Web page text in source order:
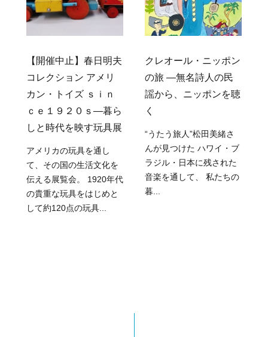
【開催中止】春日明夫
コレクション アメリ
カン・トイズ ｓｉｎ
ｃｅ１９２０ｓ―暮ら
しと時代を映す玩具展
アメリカの玩具を通し
て、その国の生活文化を
伝える展覧会。 1920年代
の貴重な玩具をはじめと
して約120点の玩具...
クレオール・ニッポン
の旅 ―無名詩人の民
謡から、ニッポンを聴
く
“うたう旅人”松田美緒さ
んが見つけた ハワイ・ブ
ラジル・日本に残された
音楽を通して、 私たちの
暮...